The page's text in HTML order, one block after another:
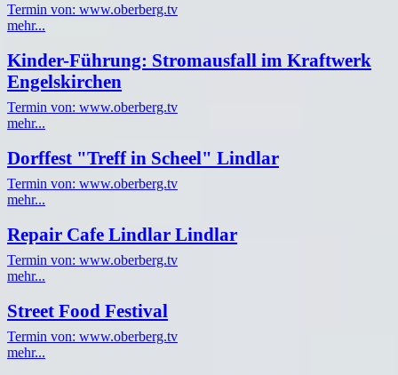
Termin von: www.oberberg.tv
mehr...
Kinder-Führung: Stromausfall im Kraftwerk
Engelskirchen
Termin von: www.oberberg.tv
mehr...
Dorffest "Treff in Scheel" Lindlar
Termin von: www.oberberg.tv
mehr...
Repair Cafe Lindlar Lindlar
Termin von: www.oberberg.tv
mehr...
Street Food Festival
Termin von: www.oberberg.tv
mehr...